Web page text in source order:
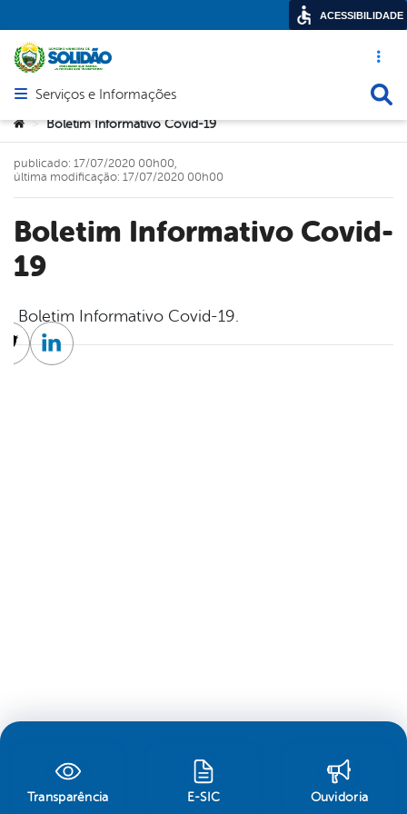
Acesso
Abrir menu principal de navegação
Serviços e Informações
Você está aqui:
> Boletim Informativo Covid-19
Boletim Informativo Covid-
19
publicado: 17/07/2020 00h00,
última modificação: 17/07/2020 00h00
Boletim Informativo Covid-19.
TwitterLinkedin
Transparência E-SIC Ouvidoria
ACESSIBILIDADE